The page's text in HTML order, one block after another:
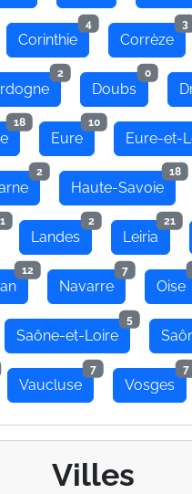
Corinthie
4
Corrèze
3
2
Doubs
0
18
Eure
10
Eure-et-
2
Haute-Savoie
18
Landes
2
Leiria
21
12
Navarre
7
Oise
Saône-et-Loire
5
Vaucluse
7
Vosges
7
Villes